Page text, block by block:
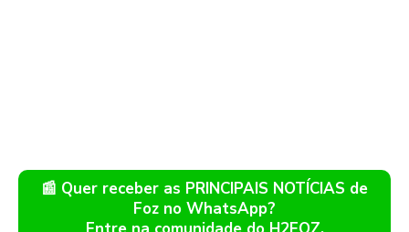
📰 Quer receber as PRINCIPAIS NOTÍCIAS de
Foz no WhatsApp?